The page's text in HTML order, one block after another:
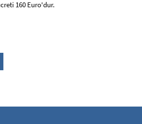
160 Euro'dur.